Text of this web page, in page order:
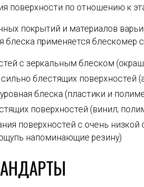
поверхности по отношению к
покрытий и материалов
блеска применяется блескомер
с зеркальным блеском
блестящих поверхностей
блеска (пластики и
поверхностей (винил;
поверхностей с очень
напоминающие резину)